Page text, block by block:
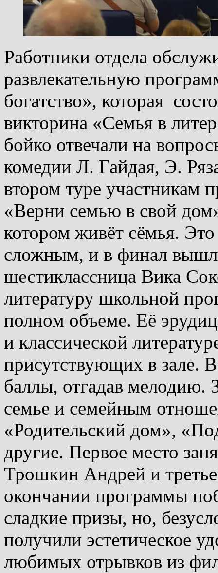
Работники отдела
развлекательную
богатство», которая
викторина «Семья в
бойко отвечали на
комедии Л. Гайдая, Э.
втором туре участникам
«Верни семью в свой
котором живёт сёмья.
сложным, и в финал
шестиклассница Вика
литературу школьной
полном объеме. Её
и классической
присутствующих в зале.
баллы, отгадав мелодию.
семье и семейным
«Родительский дом»,
другие. Первое место
Трошкин Андрей и
окончании программы
сладкие призы, но,
получили эстетическое
любимых отрывков из